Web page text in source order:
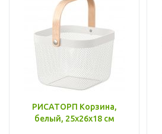
РИСАТОРП Корзина,
белый, 25x26x18 см